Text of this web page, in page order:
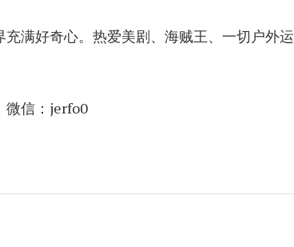
满好奇心。热爱美剧、海贼王、一切户外运
微信：jerfo0